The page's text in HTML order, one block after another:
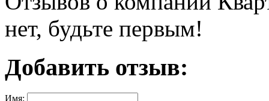
нет, будьте первым!
Добавить отзыв:
Имя: